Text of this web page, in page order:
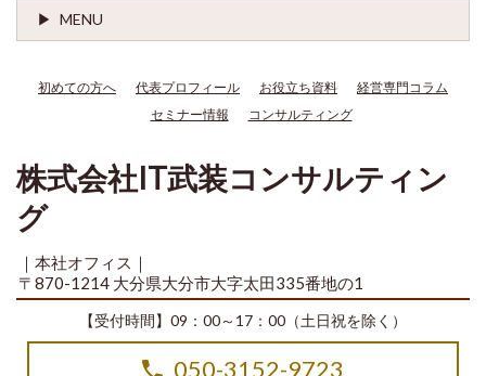
MENU
初めての方へ 代表プロフィール お役立ち資料
経営専門コラム
セミナー情報
コンサルティング
株式会社IT武装コンサルティン
グ
｜本社オフィス｜
〒870-1214 大分県大分市大字太田335番地の1
【受付時間】09：00～17：00（土日祝を除く）
050-3152-9723